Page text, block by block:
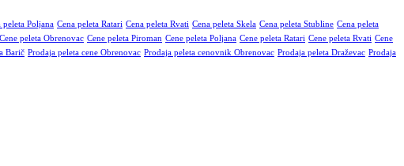
peleta Poljana Cena peleta Ratari Cena peleta Rvati Cena peleta Skela Cena peleta Stubline Cena peleta
Cene peleta Obrenovac Cene peleta Piroman Cene peleta Poljana Cene peleta Ratari Cene peleta Rvati Cene
Barič Prodaja peleta cene Obrenovac Prodaja peleta cenovnik Obrenovac Prodaja peleta Draževac Prodaja